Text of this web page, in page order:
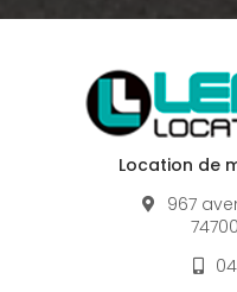
Location de
967